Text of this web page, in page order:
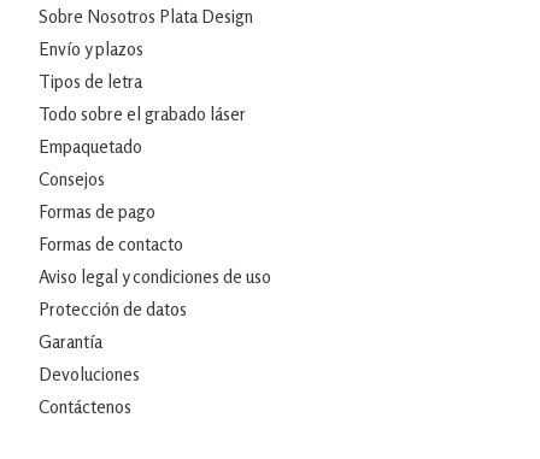
Sobre Nosotros Plata Design
Envío y plazos
Tipos de letra
Todo sobre el grabado láser
Empaquetado
Consejos
Formas de pago
Formas de contacto
Aviso legal y condiciones de uso
Protección de datos
Garantía
Devoluciones
Contáctenos